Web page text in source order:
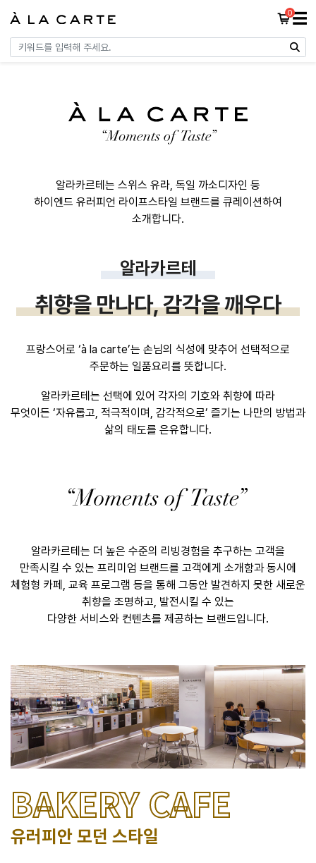
0☰
알라카르테는 스위스 유라, 독일 까소디자인 등
하이엔드 유러피언 라이프스타일 브랜드를 큐레이션하여
소개합니다.
알라카르테
취향을 만나다, 감각을 깨우다
프랑스어로 ‘à la carte’는 손님의 식성에 맞추어 선택적으로
주문하는 일품요리를 뜻합니다.
알라카르테는 선택에 있어 각자의 기호와 취향에 따라
무엇이든 ‘자유롭고, 적극적이며, 감각적으로’ 즐기는 나만의 방법과
삶의 태도를 은유합니다.
알라카르테는 더 높은 수준의 리빙경험을 추구하는 고객을
만족시킬 수 있는 프리미엄 브랜드를 고객에게 소개함과 동시에
체험형 카페, 교육 프로그램 등을 통해 그동안 발견하지 못한 새로운
취향을 조명하고, 발전시킬 수 있는
다양한 서비스와 컨텐츠를 제공하는 브랜드입니다.
BAKERY CAFE
유러피안 모던 스타일